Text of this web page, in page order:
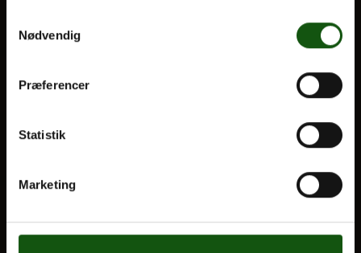
Nødvendig
Præferencer
Statistik
Marketing
HF
Kontakt
Ferieplan